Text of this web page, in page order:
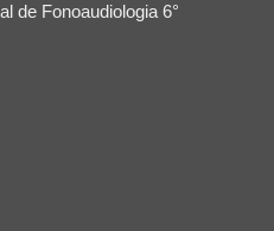
de Fonoaudiologia 6°